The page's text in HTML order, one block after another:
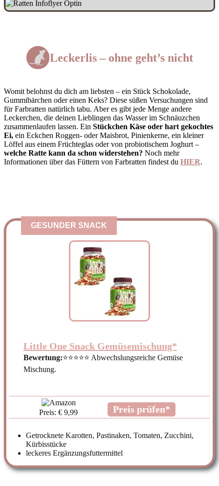
Leckerlis – ohne geht’s nicht
Womit belohnst du dich am liebsten – ein Stück Schokolade,
Gummibärchen oder einen Keks? Diese süßen Versuchungen sind
für Farbratten natürlich tabu. Aber es gibt jede Menge andere
Leckerchen, die deinen Lieblingen das Wasser im Schnäuzchen
zusammenlaufen lassen. Ein Stückchen Käse oder hart gekochtes
Ei, ein Eckchen Roggen- oder Maisbrot, Pinienkerne, ein kleiner
Löffel aus einem Früchteglas oder von probiotischem Joghurt –
welche Ratte kann da schon widerstehen? Noch mehr
Informationen über das Füttern von Farbratten findest du HIER.
GESUNDER SNACK
Little One Snack Gemüsemischung*
Bewertung:⭐⭐⭐⭐⭐ Abwechslungsreiche Gemüse
Mischung.
Getrocknete Karotten, Pastinaken, Tomaten, Zucchini,
Kürbisstücke
leckeres Ergänzungsfuttermittel
Preis: € 9,99 Preis prüfen*